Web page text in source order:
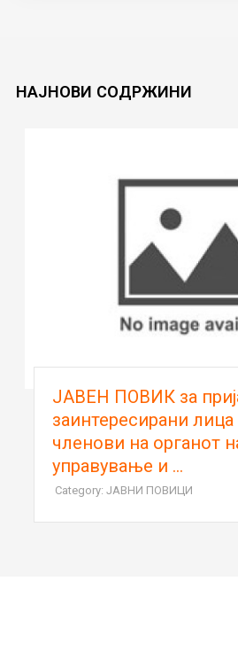
НАЈНОВИ СОДРЖИНИ
ЈАВЕН ПОВИК за
заинтересирани лица
членови на органот
управување и ...
Category: ЈАВНИ ПОВИЦИ